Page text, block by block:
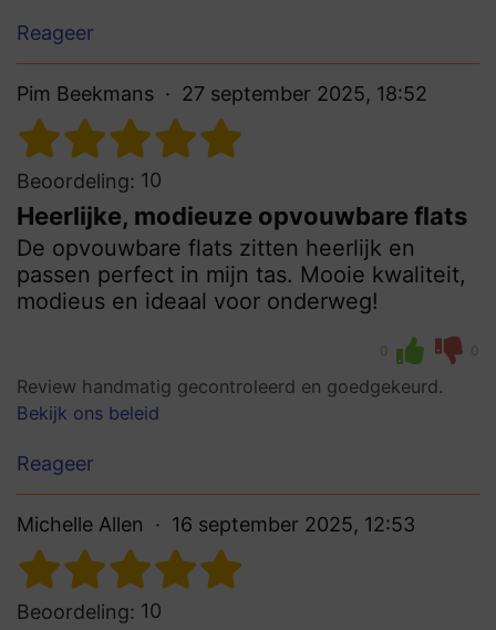
Reageer
Pim Beekmans 27 september 2025, 18:52
Beoordeling: 10
Heerlijke, modieuze opvouwbare flats
De opvouwbare flats zitten heerlijk en
passen perfect in mijn tas. Mooie kwaliteit,
modieus en ideaal voor onderweg!
0 0
Review handmatig gecontroleerd en goedgekeurd.
Bekijk ons beleid
Reageer
Michelle Allen 16 september 2025, 12:53
Beoordeling: 10